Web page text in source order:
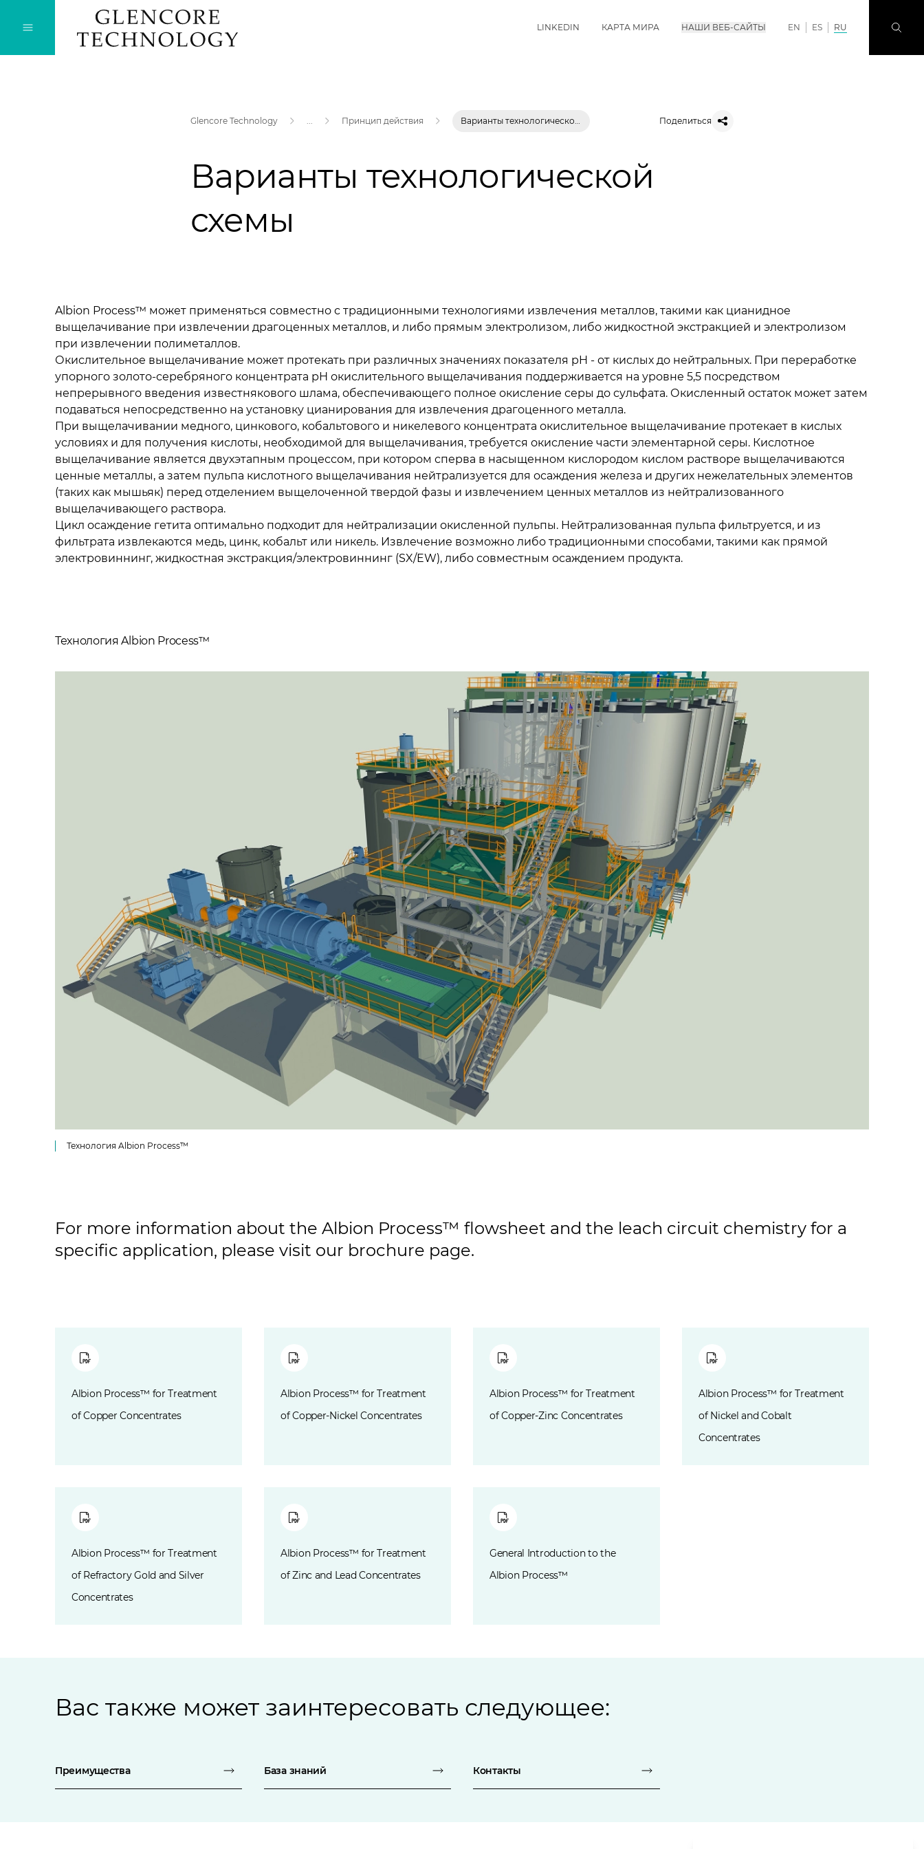
LINKEDIN КАРТА МИРА НАШИ ВЕБ-САЙТЫ EN ES RU
Glencore Technology ... Принцип действия Варианты технологической схемы Поделиться
Варианты технологической
схемы
Albion Process™ может применяться совместно с традиционными технологиями извлечения металлов, такими как цианидное
выщелачивание при извлечении драгоценных металлов, и либо прямым электролизом, либо жидкостной экстракцией и электролизом
при извлечении полиметаллов.
Окислительное выщелачивание может протекать при различных значениях показателя pH - от кислых до нейтральных. При переработке
упорного золото-серебряного концентрата рН окислительного выщелачивания поддерживается на уровне 5,5 посредством
непрерывного введения известнякового шлама, обеспечивающего полное окисление серы до сульфата. Окисленный остаток может затем
подаваться непосредственно на установку цианирования для извлечения драгоценного металла.
При выщелачивании медного, цинкового, кобальтового и никелевого концентрата окислительное выщелачивание протекает в кислых
условиях и для получения кислоты, необходимой для выщелачивания, требуется окисление части элементарной серы. Кислотное
выщелачивание является двухэтапным процессом, при котором сперва в насыщенном кислородом кислом растворе выщелачиваются
ценные металлы, а затем пульпа кислотного выщелачивания нейтрализуется для осаждения железа и других нежелательных элементов
(таких как мышьяк) перед отделением выщелоченной твердой фазы и извлечением ценных металлов из нейтрализованного
выщелачивающего раствора.
Цикл осаждение гетита оптимально подходит для нейтрализации окисленной пульпы. Нейтрализованная пульпа фильтруется, и из
фильтрата извлекаются медь, цинк, кобальт или никель. Извлечение возможно либо традиционными способами, такими как прямой
электровиннинг, жидкостная экстракция/электровиннинг (SX/EW), либо совместным осаждением продукта.
Технология Albion Process™
Технология Albion Process™
For more information about the Albion Process™ flowsheet and the leach circuit chemistry for a
specific application, please visit our brochure page.
Albion Process™ for Treatment
of Copper Concentrates
Albion Process™ for Treatment
of Copper-Nickel Concentrates
Albion Process™ for Treatment
of Copper-Zinc Concentrates
Albion Process™ for Treatment
of Nickel and Cobalt
Concentrates
Albion Process™ for Treatment
of Refractory Gold and Silver
Concentrates
Albion Process™ for Treatment
of Zinc and Lead Concentrates
General Introduction to the
Albion Process™
Вас также может заинтересовать следующее:
Преимущества База знаний Контакты